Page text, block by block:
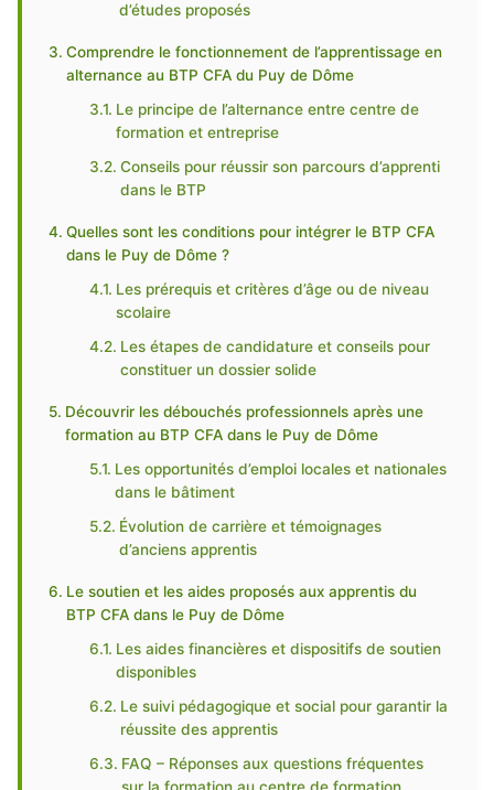
d’études proposés
Comprendre le fonctionnement de l’apprentissage en
alternance au BTP CFA du Puy de Dôme
Le principe de l’alternance entre centre de
formation et entreprise
Conseils pour réussir son parcours d’apprenti
dans le BTP
Quelles sont les conditions pour intégrer le BTP CFA
dans le Puy de Dôme ?
Les prérequis et critères d’âge ou de niveau
scolaire
Les étapes de candidature et conseils pour
constituer un dossier solide
Découvrir les débouchés professionnels après une
formation au BTP CFA dans le Puy de Dôme
Les opportunités d’emploi locales et nationales
dans le bâtiment
Évolution de carrière et témoignages
d’anciens apprentis
Le soutien et les aides proposés aux apprentis du
BTP CFA dans le Puy de Dôme
Les aides financières et dispositifs de soutien
disponibles
Le suivi pédagogique et social pour garantir la
réussite des apprentis
FAQ – Réponses aux questions fréquentes